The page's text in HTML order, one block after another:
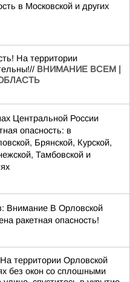
в Московской и других
На территории
ВНИМАНИЕ ВСЕМ |
Центральной России
опасность: в
Брянской, Курской,
Тамбовской и
Внимание В Орловской
ракетная опасность!
территории Орловской
без окон со сплошными